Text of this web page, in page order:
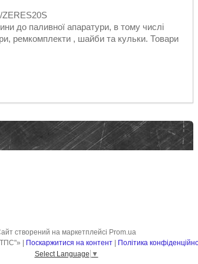
ZERES20S
до паливної апаратури, в тому числі
ремкомплекти , шайби та кульки. Товари
створений на маркетплейсі Prom.ua
Поскаржитися на контент
Політика
Select Language ▼